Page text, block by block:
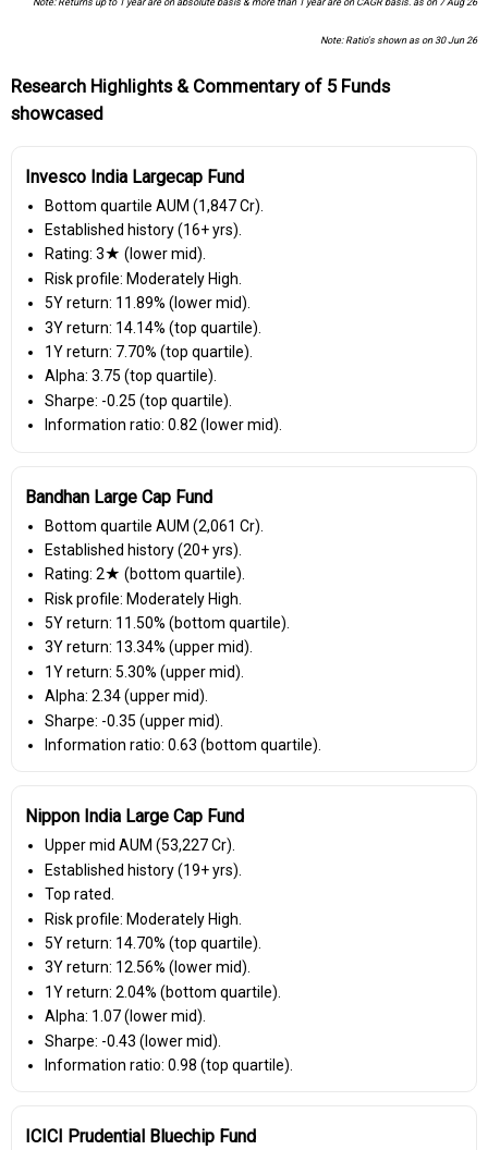
Note: Ratio's shown as on 30 Jun 26
Research Highlights & Commentary of 5 Funds
showcased
Invesco India Largecap Fund
Bottom quartile AUM (₹1,847 Cr).
Established history (16+ yrs).
Rating: 3★ (lower mid).
Risk profile: Moderately High.
5Y return: 11.89% (lower mid).
3Y return: 14.14% (top quartile).
1Y return: 7.70% (top quartile).
Alpha: 3.75 (top quartile).
Sharpe: -0.25 (top quartile).
Information ratio: 0.82 (lower mid).
Bandhan Large Cap Fund
Bottom quartile AUM (₹2,061 Cr).
Established history (20+ yrs).
Rating: 2★ (bottom quartile).
Risk profile: Moderately High.
5Y return: 11.50% (bottom quartile).
3Y return: 13.34% (upper mid).
1Y return: 5.30% (upper mid).
Alpha: 2.34 (upper mid).
Sharpe: -0.35 (upper mid).
Information ratio: 0.63 (bottom quartile).
Nippon India Large Cap Fund
Upper mid AUM (₹53,227 Cr).
Established history (19+ yrs).
Top rated.
Risk profile: Moderately High.
5Y return: 14.70% (top quartile).
3Y return: 12.56% (lower mid).
1Y return: 2.04% (bottom quartile).
Alpha: 1.07 (lower mid).
Sharpe: -0.43 (lower mid).
Information ratio: 0.98 (top quartile).
ICICI Prudential Bluechip Fund